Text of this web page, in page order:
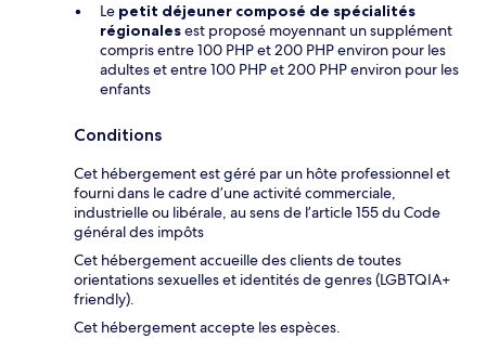
Le petit déjeuner composé de spécialités
régionalesest proposé moyennant un supplément
compris entre 100 PHP et 200 PHP environ pour les
adultes et entre 100 PHP et 200 PHP environ pour les
enfants
Conditions
Cet hébergement est géré par un hôte professionnel et
fourni dans le cadre d’une activité commerciale,
industrielle ou libérale, au sens de l’article 155 du Code
général des impôts
Cet hébergement accueille des clients de toutes
orientations sexuelles et identités de genres (LGBTQIA+
friendly).
Cet hébergement accepte les espèces.